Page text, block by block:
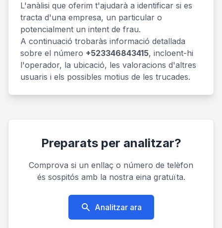
L'anàlisi que oferim t'ajudarà a identificar si es
tracta d'una empresa, un particular o
potencialment un intent de frau.
A continuació trobaràs informació detallada
sobre el número +523346843415, incloent-hi
l'operador, la ubicació, les valoracions d'altres
usuaris i els possibles motius de les trucades.
Preparats per analitzar?
Comprova si un enllaç o número de telèfon
és sospitós amb la nostra eina gratuïta.
Analitzar ara